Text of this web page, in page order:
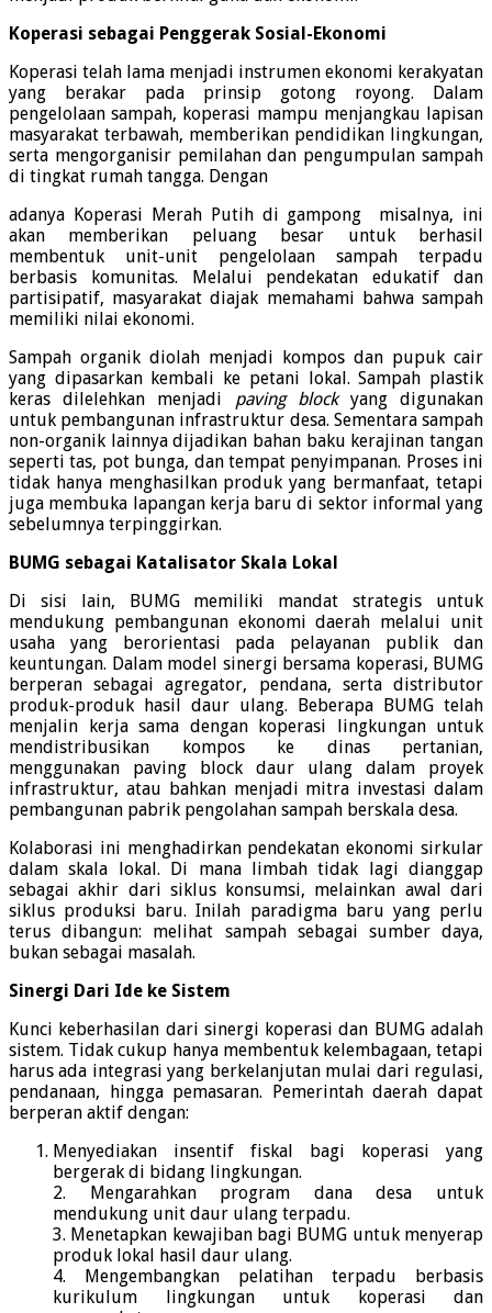
Koperasi sebagai Penggerak Sosial-Ekonomi
Koperasi telah lama menjadi instrumen ekonomi kerakyatan
yang berakar pada prinsip gotong royong. Dalam
pengelolaan sampah, koperasi mampu menjangkau lapisan
masyarakat terbawah, memberikan pendidikan lingkungan,
serta mengorganisir pemilahan dan pengumpulan sampah
di tingkat rumah tangga. Dengan
adanya Koperasi Merah Putih di gampong misalnya, ini
akan memberikan peluang besar untuk berhasil
membentuk unit-unit pengelolaan sampah terpadu
berbasis komunitas. Melalui pendekatan edukatif dan
partisipatif, masyarakat diajak memahami bahwa sampah
memiliki nilai ekonomi.
Sampah organik diolah menjadi kompos dan pupuk cair
yang dipasarkan kembali ke petani lokal. Sampah plastik
keras dilelehkan menjadi paving blockyang digunakan
untuk pembangunan infrastruktur desa. Sementara sampah
non-organik lainnya dijadikan bahan baku kerajinan tangan
seperti tas, pot bunga, dan tempat penyimpanan. Proses ini
tidak hanya menghasilkan produk yang bermanfaat, tetapi
juga membuka lapangan kerja baru di sektor informal yang
sebelumnya terpinggirkan.
BUMG sebagai Katalisator Skala Lokal
Di sisi lain, BUMG memiliki mandat strategis untuk
mendukung pembangunan ekonomi daerah melalui unit
usaha yang berorientasi pada pelayanan publik dan
keuntungan. Dalam model sinergi bersama koperasi, BUMG
berperan sebagai agregator, pendana, serta distributor
produk-produk hasil daur ulang. Beberapa BUMG telah
menjalin kerja sama dengan koperasi lingkungan untuk
mendistribusikan kompos ke dinas pertanian,
menggunakan paving block daur ulang dalam proyek
infrastruktur, atau bahkan menjadi mitra investasi dalam
pembangunan pabrik pengolahan sampah berskala desa.
Kolaborasi ini menghadirkan pendekatan ekonomi sirkular
dalam skala lokal. Di mana limbah tidak lagi dianggap
sebagai akhir dari siklus konsumsi, melainkan awal dari
siklus produksi baru. Inilah paradigma baru yang perlu
terus dibangun: melihat sampah sebagai sumber daya,
bukan sebagai masalah.
Sinergi Dari Ide ke Sistem
Kunci keberhasilan dari sinergi koperasi dan BUMG adalah
sistem. Tidak cukup hanya membentuk kelembagaan, tetapi
harus ada integrasi yang berkelanjutan mulai dari regulasi,
pendanaan, hingga pemasaran. Pemerintah daerah dapat
berperan aktif dengan:
Menyediakan insentif fiskal bagi koperasi yang
bergerak di bidang lingkungan.
2. Mengarahkan program dana desa untuk
mendukung unit daur ulang terpadu.
3. Menetapkan kewajiban bagi BUMG untuk menyerap
produk lokal hasil daur ulang.
4. Mengembangkan pelatihan terpadu berbasis
kurikulum lingkungan untuk koperasi dan